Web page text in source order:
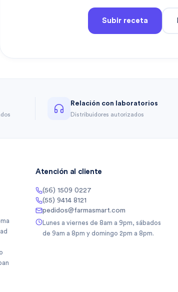
Subir receta
Relación con laboratorios
Distribuidores autorizados
Atención al cliente
(56) 1509 0227
(55) 9414 8121
pedidos@farmasmart.com
Lunes a viernes de 8am a 9pm, sábados
de 9am a 8pm y domingo 2pm a 8pm.